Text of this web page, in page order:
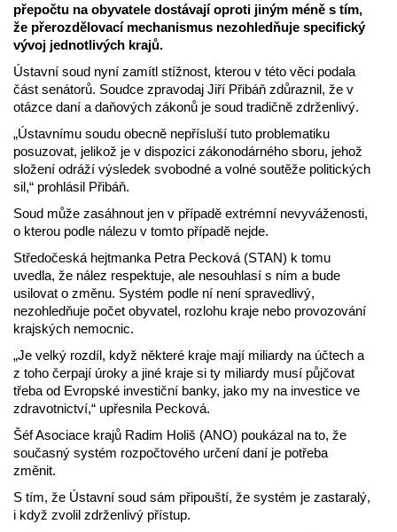
přepočtu na obyvatele dostávají oproti jiným méně s tím,
že přerozdělovací mechanismus nezohledňuje specifický
vývoj jednotlivých krajů.
Ústavní soud nyní zamítl stížnost, kterou v této věci podala
část senátorů. Soudce zpravodaj Jiří Přibáň zdůraznil, že v
otázce daní a daňových zákonů je soud tradičně zdrženlivý.
„Ústavnímu soudu obecně nepřísluší tuto problematiku
posuzovat, jelikož je v dispozici zákonodárného sboru, jehož
složení odráží výsledek svobodné a volné soutěže politických
sil,“ prohlásil Přibáň.
Soud může zasáhnout jen v případě extrémní nevyváženosti,
o kterou podle nálezu v tomto případě nejde.
Středočeská hejtmanka Petra Pecková (STAN) k tomu
uvedla, že nález respektuje, ale nesouhlasí s ním a bude
usilovat o změnu. Systém podle ní není spravedlivý,
nezohledňuje počet obyvatel, rozlohu kraje nebo provozování
krajských nemocnic.
„Je velký rozdíl, když některé kraje mají miliardy na účtech a
z toho čerpají úroky a jiné kraje si ty miliardy musí půjčovat
třeba od Evropské investiční banky, jako my na investice ve
zdravotnictví,“ upřesnila Pecková.
Šéf Asociace krajů Radim Holiš (ANO) poukázal na to, že
současný systém rozpočtového určení daní je potřeba
změnit.
S tím, že Ústavní soud sám připouští, že systém je zastaralý,
i když zvolil zdrženlivý přístup.